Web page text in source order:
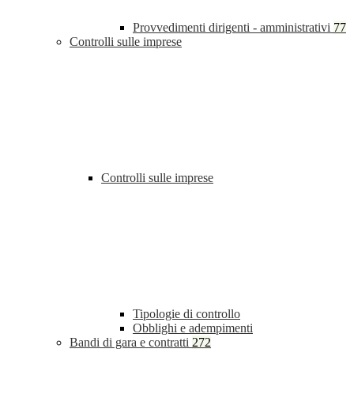
Provvedimenti dirigenti - amministrativi 77
Controlli sulle imprese
Controlli sulle imprese
Tipologie di controllo
Obblighi e adempimenti
Bandi di gara e contratti 272